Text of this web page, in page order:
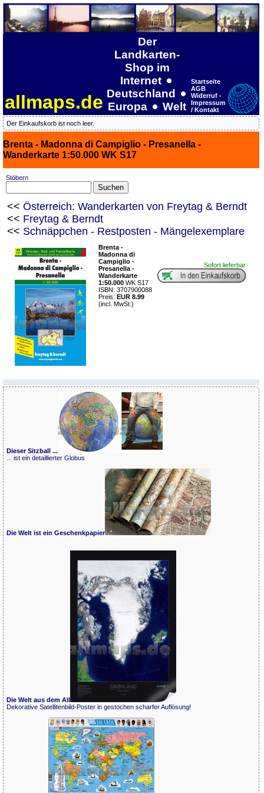
allmaps.de
Der
Landkarten-
Shop im
Internet
Deutschland
Europa
Welt
Startseite
AGB
Widerruf -
Impressum
/ Kontakt
Der Einkaufskorb ist noch leer.
Brenta - Madonna di Campiglio - Presanella -
Wanderkarte 1:50.000 WK S17
Stöbern
<< Österreich: Wanderkarten von Freytag & Berndt
<< Freytag & Berndt
<< Schnäppchen - Restposten - Mängelexemplare
Brenta -
Madonna di
Campiglio -
Presanella -
Wanderkarte
1:50.000 WK S17
ISBN: 3707900088
Preis: EUR 8.99
(incl. MwSt.)
Sofort lieferbar
Dieser Sitzball ...
... ist ein detaillierter Globus
Die Welt ist ein Geschenkpapier
Die Welt aus dem All
Dekorative Satellitenbild-Poster in gestochen scharfer Auflösung!